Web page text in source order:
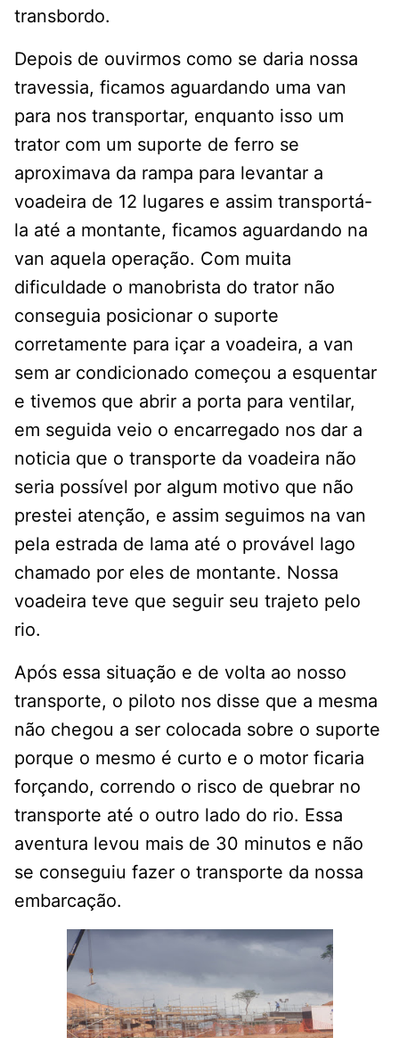
transbordo.
Depois de ouvirmos como se daria nossa
travessia, ficamos aguardando uma van
para nos transportar, enquanto isso um
trator com um suporte de ferro se
aproximava da rampa para levantar a
voadeira de 12 lugares e assim transportá-
la até a montante, ficamos aguardando na
van aquela operação. Com muita
dificuldade o manobrista do trator não
conseguia posicionar o suporte
corretamente para içar a voadeira, a van
sem ar condicionado começou a esquentar
e tivemos que abrir a porta para ventilar,
em seguida veio o encarregado nos dar a
noticia que o transporte da voadeira não
seria possível por algum motivo que não
prestei atenção, e assim seguimos na van
pela estrada de lama até o provável lago
chamado por eles de montante. Nossa
voadeira teve que seguir seu trajeto pelo
rio.
Após essa situação e de volta ao nosso
transporte, o piloto nos disse que a mesma
não chegou a ser colocada sobre o suporte
porque o mesmo é curto e o motor ficaria
forçando, correndo o risco de quebrar no
transporte até o outro lado do rio. Essa
aventura levou mais de 30 minutos e não
se conseguiu fazer o transporte da nossa
embarcação.